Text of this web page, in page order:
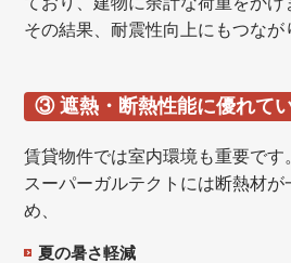
その結果、耐震性向上にもつなが
③ 遮熱・断熱性能に優れて
賃貸物件では室内環境も重要です
スーパーガルテクトには断熱材が
め、
夏の暑さ軽減